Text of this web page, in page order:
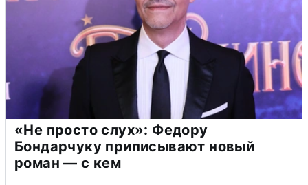
«Не просто слух»: Федору
Бондарчуку приписывают новый
роман — с кем